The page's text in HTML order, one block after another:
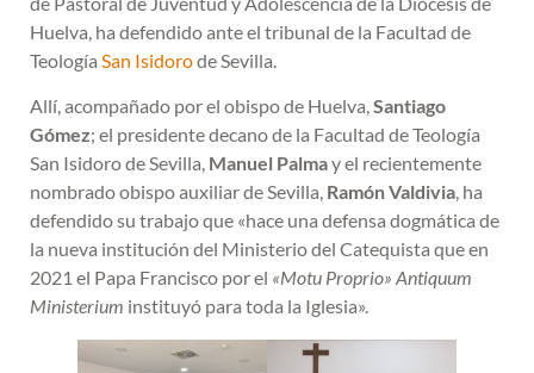
Huelva, ha defendido ante el tribunal de la Facultad de
Teología San Isidorode Sevilla.
Allí, acompañado por el obispo de Huelva,Santiago
Gómez; el presidente decano de la Facultad de Teología
San Isidoro de Sevilla, Manuel Palmay el recientemente
nombrado obispo auxiliar de Sevilla, Ramón Valdivia, ha
defendido su trabajo que «hace una defensa dogmática de
la nueva institución del Ministerio del Catequista que en
2021 el Papa Francisco por el «Motu Proprio» Antiquum
Ministerium instituyó para toda la Iglesia».